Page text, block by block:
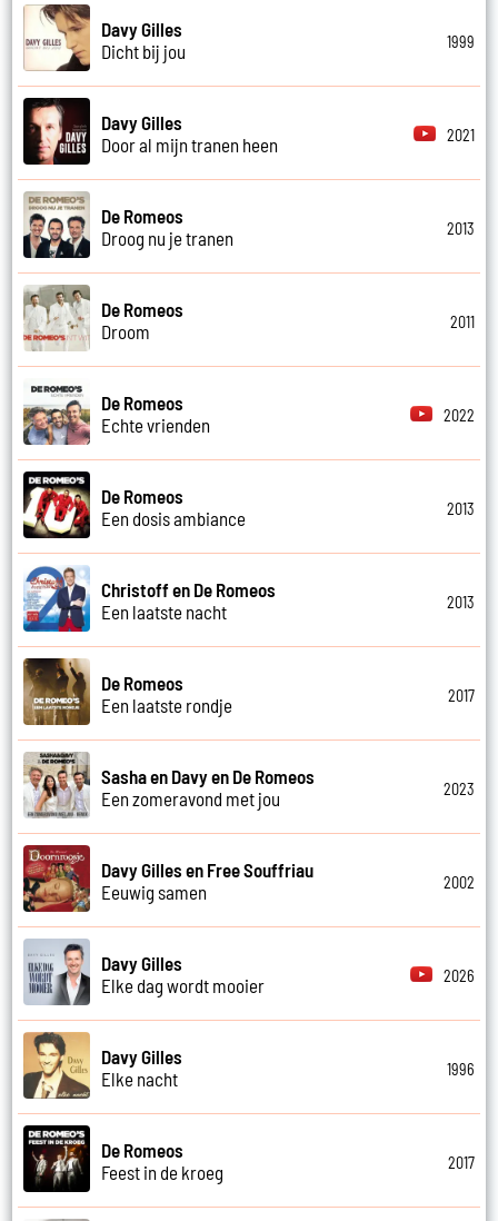
Davy Gilles
Dicht bij jou
1999
Davy Gilles
Door al mijn tranen heen
2021
De Romeos
Droog nu je tranen
2013
De Romeos
Droom
2011
De Romeos
Echte vrienden
2022
De Romeos
Een dosis ambiance
2013
Christoff en De Romeos
Een laatste nacht
2013
De Romeos
Een laatste rondje
2017
Sasha en Davy en De Romeos
Een zomeravond met jou
2023
Davy Gilles en Free Souffriau
Eeuwig samen
2002
Davy Gilles
Elke dag wordt mooier
2026
Davy Gilles
Elke nacht
1996
De Romeos
Feest in de kroeg
2017